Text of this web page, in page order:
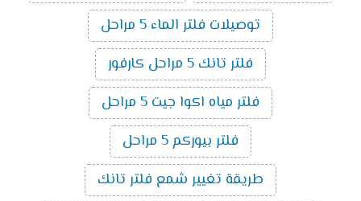
توصيلات فلتر الماء 5 مراحل
فلتر تانك 5 مراحل كارفور
فلتر مياه اكوا جيت 5 مراحل
فلتر بيوركم 5 مراحل
طريقة تغيير شمع فلتر تانك